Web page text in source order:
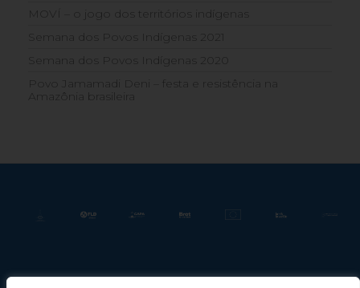
MOVÍ – o jogo dos territórios indígenas
Semana dos Povos Indígenas 2021
Semana dos Povos Indígenas 2020
Povo Jamamadi Deni – festa e resistência na
Amazônia brasileira